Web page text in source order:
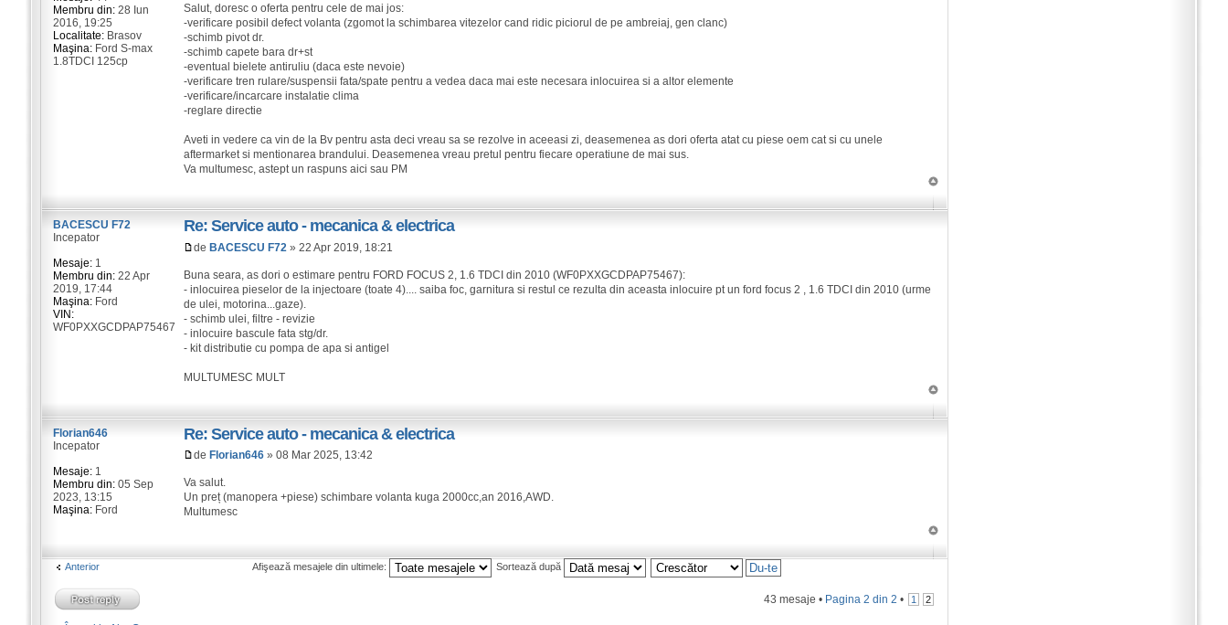
Salut, doresc o oferta pentru cele de mai jos:
-verificare posibil defect volanta (zgomot la schimbarea vitezelor cand ridic piciorul de pe ambreiaj, gen clanc)
-schimb pivot dr.
-schimb capete bara dr+st
-eventual bielete antiruliu (daca este nevoie)
-verificare tren rulare/suspensii fata/spate pentru a vedea daca mai este necesara inlocuirea si a altor elemente
-verificare/incarcare instalatie clima
-reglare directie
Aveti in vedere ca vin de la Bv pentru asta deci vreau sa se rezolve in aceeasi zi, deasemenea as dori oferta atat cu piese oem cat si cu unele
aftermarket si mentionarea brandului. Deasemenea vreau pretul pentru fiecare operatiune de mai sus.
Va multumesc, astept un raspuns aici sau PM
Membru din:28 Iun
2016, 19:25
Localitate:Brasov
Maşina:Ford S-max
1.8TDCI 125cp
Re: Service auto - mecanica & electrica
deBACESCU F72 » 22 Apr 2019, 18:21
Buna seara, as dori o estimare pentru FORD FOCUS 2, 1.6 TDCI din 2010 (WF0PXXGCDPAP75467):
- inlocuirea pieselor de la injectoare (toate 4).... saiba foc, garnitura si restul ce rezulta din aceasta inlocuire pt un ford focus 2 , 1.6 TDCI din 2010 (urme
de ulei, motorina...gaze).
- schimb ulei, filtre - revizie
- inlocuire bascule fata stg/dr.
- kit distributie cu pompa de apa si antigel
MULTUMESC MULT
BACESCU F72
Incepator
Mesaje:1
Membru din:22 Apr
2019, 17:44
Maşina:Ford
VIN:
WF0PXXGCDPAP75467
Re: Service auto - mecanica & electrica
de Florian646 » 08 Mar 2025, 13:42
Va salut.
Un preț (manopera +piese) schimbare volanta kuga 2000cc,an 2016,AWD.
Multumesc
Florian646
Incepator
Mesaje:1
Membru din:05 Sep
2023, 13:15
Maşina:Ford
Anterior Afişează mesajele din ultimele: Sortează după
43 mesaje • Pagina2 din2 • 1 2